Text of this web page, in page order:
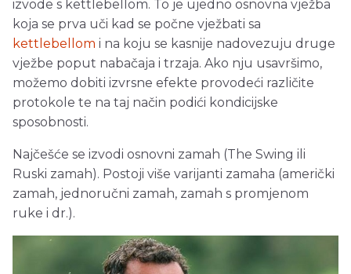
izvode s kettlebellom. To je ujedno osnovna vježba
koja se prva uči kad se počne vježbati sa
kettlebellom i na koju se kasnije nadovezuju druge
vježbe poput nabačaja i trzaja. Ako nju usavršimo,
možemo dobiti izvrsne efekte provodeći različite
protokole te na taj način podići kondicijske
sposobnosti.
Najčešće se izvodi osnovni zamah (The Swing ili
Ruski zamah). Postoji više varijanti zamaha (američki
zamah, jednoručni zamah, zamah s promjenom
ruke i dr.).